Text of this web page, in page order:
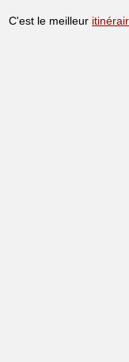
C'est le meilleur